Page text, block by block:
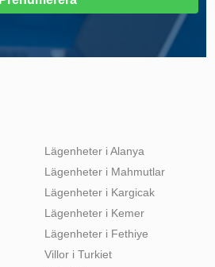
Lägenheter i Alanya
Lägenheter i Mahmutlar
Lägenheter i Kargicak
Lägenheter i Kemer
Lägenheter i Fethiye
Villor i Turkiet